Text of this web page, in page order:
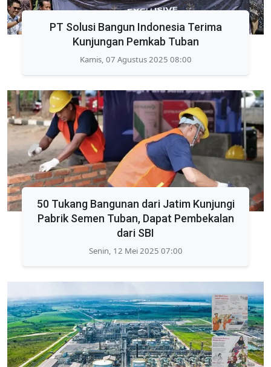
PT Solusi Bangun Indonesia Terima
Kunjungan Pemkab Tuban
Kamis, 07 Agustus 2025 08:00
50 Tukang Bangunan dari Jatim Kunjungi
Pabrik Semen Tuban, Dapat Pembekalan
dari SBI
Senin, 12 Mei 2025 07:00